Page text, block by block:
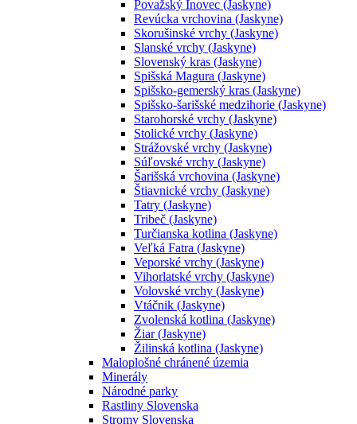
Považský Inovec (Jaskyne)
Revúcka vrchovina (Jaskyne)
Skorušinské vrchy (Jaskyne)
Slanské vrchy (Jaskyne)
Slovenský kras (Jaskyne)
Spišská Magura (Jaskyne)
Spišsko-gemerský kras (Jaskyne)
Spišsko-šarišské medzihorie (Jaskyne)
Starohorské vrchy (Jaskyne)
Stolické vrchy (Jaskyne)
Strážovské vrchy (Jaskyne)
Súľovské vrchy (Jaskyne)
Šarišská vrchovina (Jaskyne)
Štiavnické vrchy (Jaskyne)
Tatry (Jaskyne)
Tribeč (Jaskyne)
Turčianska kotlina (Jaskyne)
Veľká Fatra (Jaskyne)
Veporské vrchy (Jaskyne)
Vihorlatské vrchy (Jaskyne)
Volovské vrchy (Jaskyne)
Vtáčnik (Jaskyne)
Zvolenská kotlina (Jaskyne)
Žiar (Jaskyne)
Žilinská kotlina (Jaskyne)
Maloplošné chránené územia
Minerály
Národné parky
Rastliny Slovenska
Stromy Slovenska